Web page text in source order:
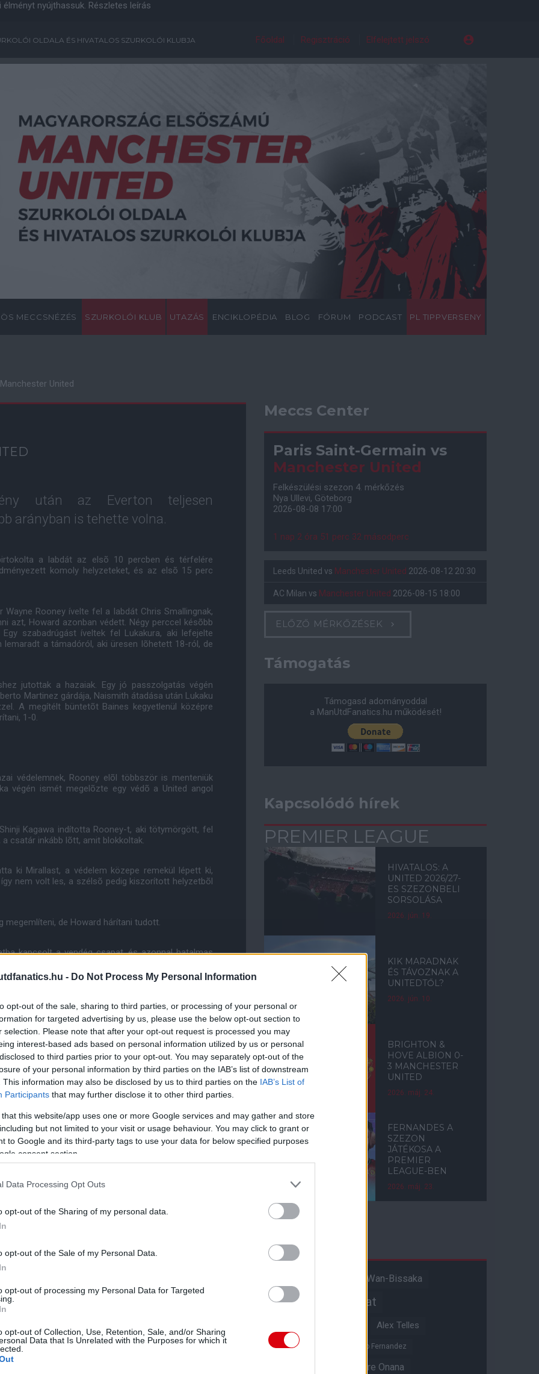
- Do Not Process My Personal Information
opt-out of the sale, sharing to third parties, or processing of your personal or
for targeted advertising by us, please use the below opt-out section to
selection. Please note that after your opt-out request is processed you may
interest-based ads based on personal information utilized by us or personal
to third parties prior to your opt-out. You may separately opt-out of the
of your personal information by third parties on the IAB’s list of downstream
This information may also be disclosed by us to third parties on the IAB’s List of
Participants that may further disclose it to other third parties.
that this website/app uses one or more Google services and may gather and store
but not limited to your visit or usage behaviour. You may click to grant or
to Google and its third-party tags to use your data for below specified purposes
consent section.
Data Processing Opt Outs
opt-out of the Sharing of my personal data.
opt-out of the Sale of my Personal Data.
opt-out of processing my Personal Data for Targeted
opt-out of Collection, Use, Retention, Sale, and/or Sharing
Data that Is Unrelated with the Purposes for which it
nyújthassuk. Részletes leírás
OLDALA ÉS HIVATALOS SZURKOLÓI KLUBJA Főoldal Regisztráció Elfelejtett jelszó
MECCSNÉZÉS SZURKOLÓI KLUB UTAZÁS ENCIKLOPÉDIA BLOG FÓRUM PODCAST PL TIPPVERSENY
United
után az Everton teljesen
arányban is tehette volna.
a labdát az elsõ 10 percben és térfelére
komoly helyzeteket, és az elsõ 15 perc
Rooney ívelte fel a labdát Chris Smallingnak,
azt, Howard azonban védett. Négy perccel késõbb
szabadrúgást íveltek fel Lukakura, aki lefejelte
a támadóról, aki üresen lõhetett 18-ról, de
jutottak a hazaiak. Egy jó passzolgatás végén
Martinez gárdája, Naismith átadása után Lukaku
A megítélt büntetõt Baines kegyetlenül középre
1-0.
védelemnek, Rooney elõl többször is menteniük
végén ismét megelõzte egy védõ a United angol
Kagawa indította Rooney-t, aki tötymörgött, fel
csatár inkább lõtt, amit blokkoltak.
ki Mirallast, a védelem közepe remekül lépett ki,
nem volt les, a szélsõ pedig kiszorított helyzetbõl
megemlíteni, de Howard hárítani tudott.
kapcsolt a vendég csapat, és azonnal hatalmas
Rooney került lövõhelyzetbe, de a csatár - mint a
inkább cselezgetett, majd a visszaérõ Barry
Kagawa lõtt 20 méterrõl, ám Howard ha
helyrõl végezhetett el szabadrúgást a United,
ocsmányul Mata lábára csúszott, Clattenburg
Antonio Valencia és Javier Hernandez állt be Nani
mint a kezdõcsapat bármelyik tagja, de õk is
a csapat.
kontrázta le ellenfelét, amikor csak akart, a
a befejezés nem sikerült, vagy az utolsó passzok
a labdáért, majd zseniálisan hozta helyzetbe
volt kihagyni ma.
a vezetést, onnantól kezdve pedig azt
sokkal jobban akarták a sikert, mint a
napon is kilátástalan focit mutató United ellen.
Meccs Center
Paris Saint-Germain vs
Manchester United
Felkészülési szezon 4. mérkőzés
Nya Ullevi, Göteborg
2026-08-08 17:00
1 nap 2 óra 51 perc 31 másodperc
Leeds United vs Manchester United 2026-08-12 20:30
AC Milan vs Manchester United 2026-08-15 18:00
ELŐZŐ MÉRKŐZÉSEK
Támogatás
Támogasd adományoddal
a ManUtdFanatics.hu működését!
Kapcsolódó hírek
PREMIER LEAGUE
HIVATALOS: A
UNITED 2026/27-
ES SZEZONBELI
SORSOLÁSA
2026. jún. 19.
KIK MARADNAK
ÉS TÁVOZNAK A
UNITEDTŐL?
2026. jún. 10.
BRIGHTON &
HOVE ALBION 0-
3 MANCHESTER
UNITED
2026. máj. 24.
FERNANDES A
SZEZON
JÁTÉKOSA A
PREMIER
LEAGUE-BEN
2026. máj. 23.
Aaron Wan-Bissaka
Akadémiai csapat
Alex Telles
Altay Bayindir Alvaro Fernandez
Andre Onana